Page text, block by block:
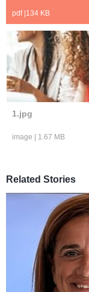
pdf| 134 KB
1.jpg
image 1.67 MB
Related Stories